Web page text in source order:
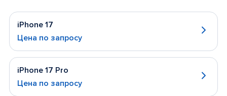
iPhone 17
Цена по запросу
iPhone 17 Pro
Цена по запросу